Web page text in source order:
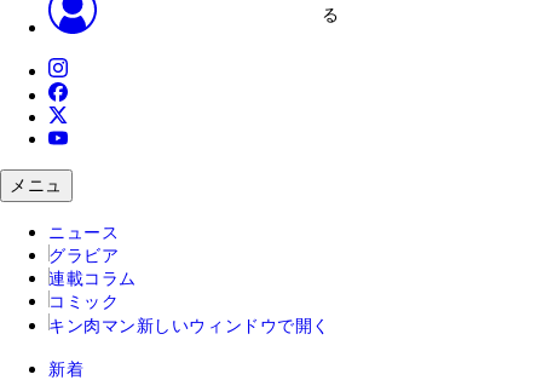
る
メニュ
ニュース
グラビア
連載コラム
コミック
キン肉マン 新しいウィンドウで開く
新着